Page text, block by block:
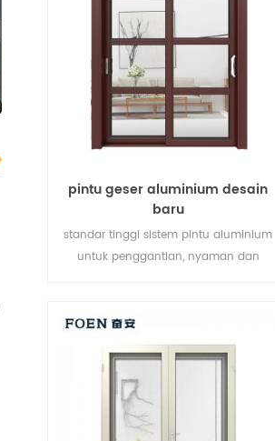
pintu geser aluminium desain
baru
standar tinggi sistem pintu aluminium
untuk penggantian, nyaman dan